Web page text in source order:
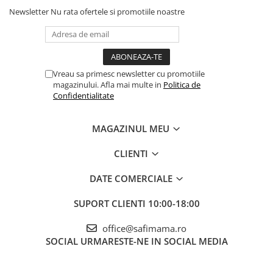
Newsletter Nu rata ofertele si promotiile noastre
Vreau sa primesc newsletter cu promotiile
magazinului. Afla mai multe in Politica de
Confidentialitate
MAGAZINUL MEU
CLIENTI
DATE COMERCIALE
SUPORT CLIENTI 10:00-18:00
office@safimama.ro
SOCIAL URMARESTE-NE IN SOCIAL MEDIA